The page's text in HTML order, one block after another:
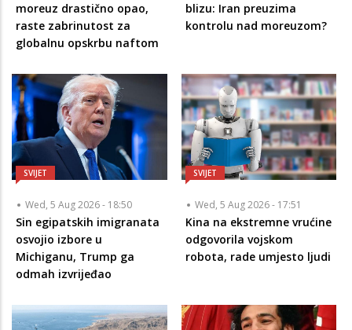
moreuz drastično opao,
raste zabrinutost za
globalnu opskrbu naftom
blizu: Iran preuzima
kontrolu nad moreuzom?
SVIJET
Wed, 5 Aug 2026 - 18:50
Sin egipatskih imigranata
osvojio izbore u
Michiganu, Trump ga
odmah izvrijeđao
SVIJET
Wed, 5 Aug 2026 - 17:51
Kina na ekstremne vrućine
odgovorila vojskom
robota, rade umjesto ljudi